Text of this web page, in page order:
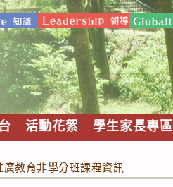
活動花絮 學生家長專區
教育非學分班課程資訊